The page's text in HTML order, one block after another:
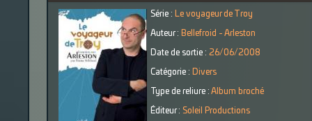
Série : Le voyageur de Troy
Auteur : Bellefroid - Arleston
Date de sortie : 26/06/2008
Catégorie : Divers
Type de reliure : Album broché
Éditeur : Soleil Productions